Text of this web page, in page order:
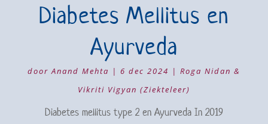
Diabetes Mellitus en
Ayurveda
doorAnand Mehta | 6 dec 2024 | Roga Nidan &
Vikriti Vigyan (Ziekteleer)
Diabetes mellitus type 2 en Ayurveda In 2019